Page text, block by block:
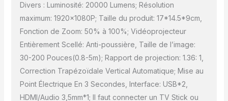
direct, vos jeux en ligne,
etc., et une expérience
de divertissement
optimale. Le
vidéoprojecteur courte
focale est également
équipé de ports HDMI,
USB et audio 3,5mm,
facilitant la connexion à
Divers : Luminosité: 20000 Lumens; Résolution
maximum: 1920x1080P; Taille du produit: 17*14.5*9cm,
Fonction de Zoom: 50% à 100%; Vidéoprojecteur
Entièrement Scellé: Anti-poussière, Taille de l’image:
30-200 Pouces(0.8-5m); Rapport de projection: 1.36: 1,
Correction Trapézoïdale Vertical Automatique; Mise au
Point Électrique En 3 Secondes, Interface: USB*2,
HDMI/Audio 3,5mm*1; Il faut connecter un TV Stick ou